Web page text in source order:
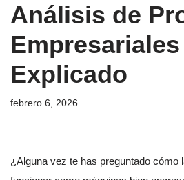
Análisis de
Empresariales
Explicado
febrero 6, 2026
¿Alguna vez te has preguntado cómo